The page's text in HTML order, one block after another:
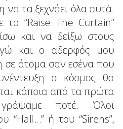
να τα ξεχνάει όλα αυτά.
“Raise The Curtain”
και να δείξω στους
και ο αδερφός μου
σε άτομα σαν εσένα που
ο κόσμος θα
κάποια από τα πρώτα
ποτέ. Όλοι
“Hall…” ή του “Sirens”,